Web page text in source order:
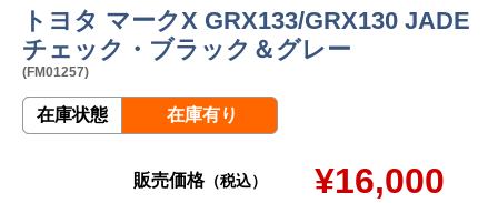
トヨタ マークX GRX133/GRX130 JADE
チェック・ブラック＆グレー
(FM01257)
在庫状態 在庫有り
販売価格（税込） ¥16,000